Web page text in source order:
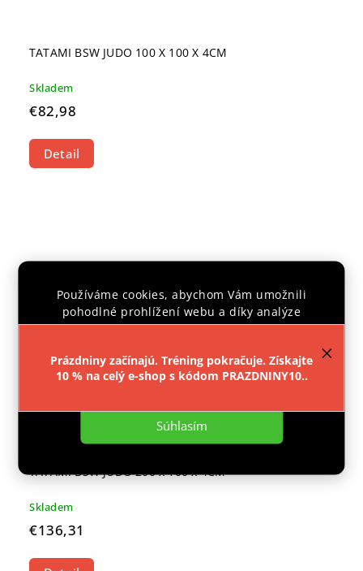
Používáme cookies, abychom Vám umožnili
pohodlné prohlížení webu a díky analýze
provozu webu neustále zlepšovali jeho funkce,
Nastavenie
Súhlasím
Prázdniny začínajú. Tréning pokračuje. Získajte
10 % na celý e-shop s kódom PRAZDNINY10..
TATAMI BSW JUDO 100 X 100 X 4CM
Skladem
€82,98
Detail
TATAMI BSW JUDO 200 x 100 x 4CM
Skladem
€136,31